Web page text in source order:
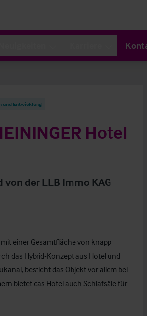
und Entwicklung
Hotel
von der LLB Immo KAG
mit einer Gesamtfläche von knapp
das Hybrid-Konzept aus Hotel und
besticht das Objekt vor allem bei
bietet das Hotel auch Schlafsäle für